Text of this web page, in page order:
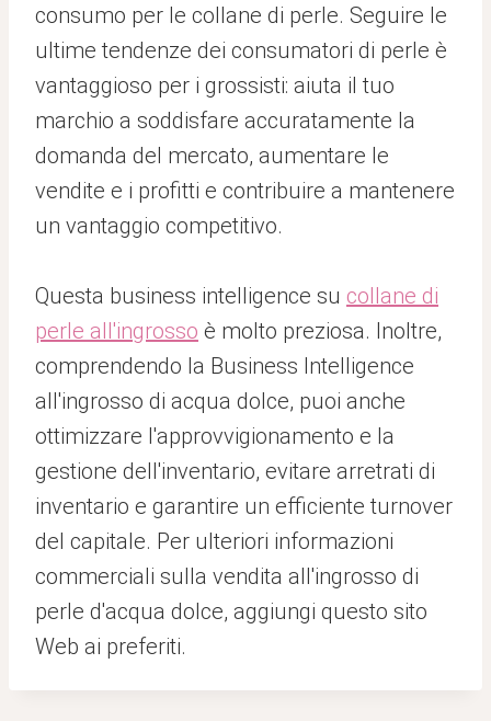
consumo per le collane di perle. Seguire le
ultime tendenze dei consumatori di perle è
vantaggioso per i grossisti: aiuta il tuo
marchio a soddisfare accuratamente la
domanda del mercato, aumentare le
vendite e i profitti e contribuire a mantenere
un vantaggio competitivo.
Questa business intelligence su collane di
perle all'ingrosso è molto preziosa. Inoltre,
comprendendo la Business Intelligence
all'ingrosso di acqua dolce, puoi anche
ottimizzare l'approvvigionamento e la
gestione dell'inventario, evitare arretrati di
inventario e garantire un efficiente turnover
del capitale. Per ulteriori informazioni
commerciali sulla vendita all'ingrosso di
perle d'acqua dolce, aggiungi questo sito
Web ai preferiti.